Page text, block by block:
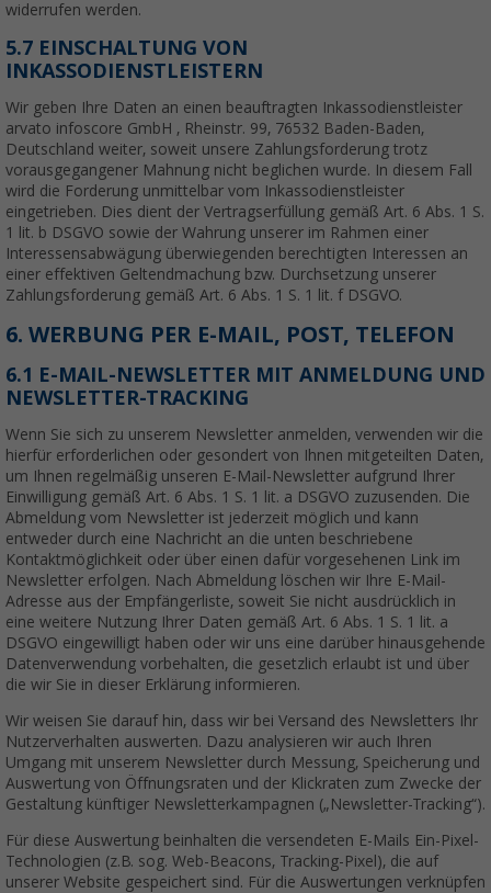
widerrufen werden.
5.7 EINSCHALTUNG VON
INKASSODIENSTLEISTERN
Wir geben Ihre Daten an einen beauftragten Inkassodienstleister
arvato infoscore GmbH , Rheinstr. 99, 76532 Baden-Baden,
Deutschland weiter, soweit unsere Zahlungsforderung trotz
vorausgegangener Mahnung nicht beglichen wurde. In diesem Fall
wird die Forderung unmittelbar vom Inkassodienstleister
eingetrieben. Dies dient der Vertragserfüllung gemäß Art. 6 Abs. 1 S.
1 lit. b DSGVO sowie der Wahrung unserer im Rahmen einer
Interessensabwägung überwiegenden berechtigten Interessen an
einer effektiven Geltendmachung bzw. Durchsetzung unserer
Zahlungsforderung gemäß Art. 6 Abs. 1 S. 1 lit. f DSGVO.
6. WERBUNG PER E-MAIL, POST, TELEFON
6.1 E-MAIL-NEWSLETTER MIT ANMELDUNG UND
NEWSLETTER-TRACKING
Wenn Sie sich zu unserem Newsletter anmelden, verwenden wir die
hierfür erforderlichen oder gesondert von Ihnen mitgeteilten Daten,
um Ihnen regelmäßig unseren E-Mail-Newsletter aufgrund Ihrer
Einwilligung gemäß Art. 6 Abs. 1 S. 1 lit. a DSGVO zuzusenden. Die
Abmeldung vom Newsletter ist jederzeit möglich und kann
entweder durch eine Nachricht an die unten beschriebene
Kontaktmöglichkeit oder über einen dafür vorgesehenen Link im
Newsletter erfolgen. Nach Abmeldung löschen wir Ihre E-Mail-
Adresse aus der Empfängerliste, soweit Sie nicht ausdrücklich in
eine weitere Nutzung Ihrer Daten gemäß Art. 6 Abs. 1 S. 1 lit. a
DSGVO eingewilligt haben oder wir uns eine darüber hinausgehende
Datenverwendung vorbehalten, die gesetzlich erlaubt ist und über
die wir Sie in dieser Erklärung informieren.
Wir weisen Sie darauf hin, dass wir bei Versand des Newsletters Ihr
Nutzerverhalten auswerten. Dazu analysieren wir auch Ihren
Umgang mit unserem Newsletter durch Messung, Speicherung und
Auswertung von Öffnungsraten und der Klickraten zum Zwecke der
Gestaltung künftiger Newsletterkampagnen („Newsletter-Tracking“).
Für diese Auswertung beinhalten die versendeten E-Mails Ein-Pixel-
Technologien (z.B. sog. Web-Beacons, Tracking-Pixel), die auf
unserer Website gespeichert sind. Für die Auswertungen verknüpfen